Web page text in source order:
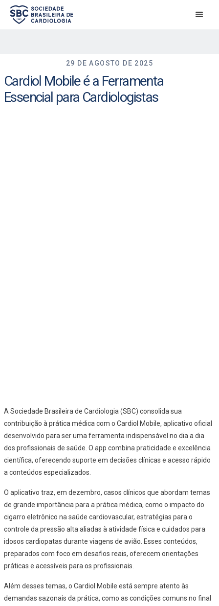
29 DE AGOSTO DE 2025
Cardiol Mobile é a Ferramenta
Essencial para Cardiologistas
A Sociedade Brasileira de Cardiologia (SBC) consolida sua
contribuição à prática médica com o Cardiol Mobile, aplicativo oficial
desenvolvido para ser uma ferramenta indispensável no dia a dia
dos profissionais de saúde. O app combina praticidade e excelência
científica, oferecendo suporte em decisões clínicas e acesso rápido
a conteúdos especializados.
O aplicativo traz, em dezembro, casos clínicos que abordam temas
de grande importância para a prática médica, como o impacto do
cigarro eletrônico na saúde cardiovascular, estratégias para o
controle da pressão alta aliadas à atividade física e cuidados para
idosos cardiopatas durante viagens de avião. Esses conteúdos,
preparados com foco em desafios reais, oferecem orientações
práticas e acessíveis para os profissionais.
Além desses temas, o Cardiol Mobile está sempre atento às
demandas sazonais da prática, como as condições comuns no final